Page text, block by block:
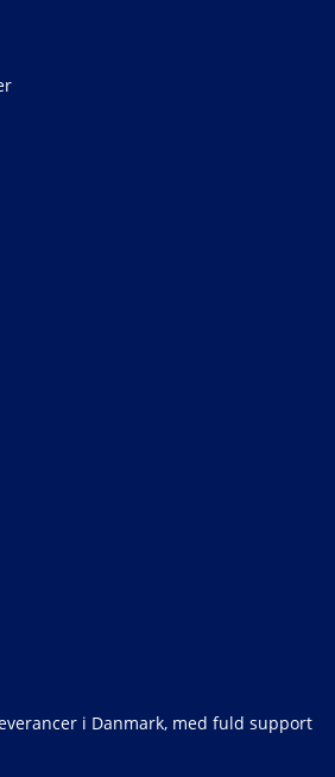
i Danmark, med fuld support